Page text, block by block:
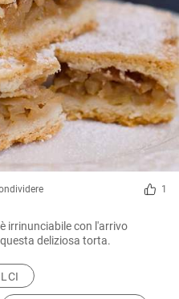
1
irrinunciabile con l'arrivo
deliziosa torta.